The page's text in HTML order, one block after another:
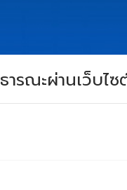
รณะผ่านเว็บไ